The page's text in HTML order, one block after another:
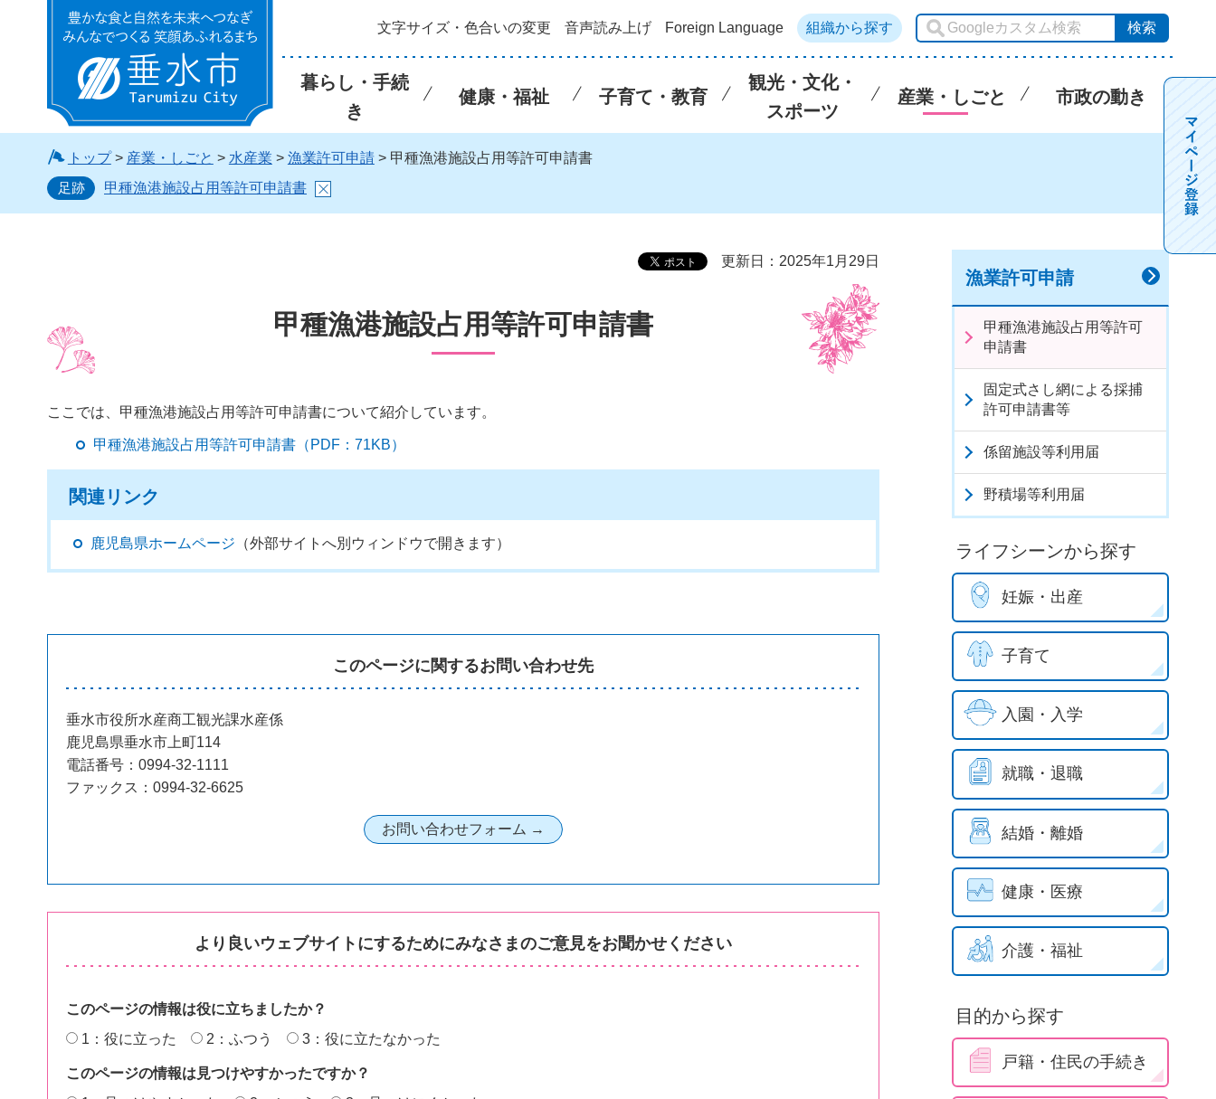
垂水市 文字サイズ・色合いの変更 音声読み上げ Foreign Language 組織から探す
暮らし・手続
き
健康・福祉 子育て・教育
観光・文化・
スポーツ
産業・しごと 市政の動き
トップ> 産業・しごと > 水産業 > 漁業許可申請> 甲種漁港施設占用等許可申請書
足跡
甲種漁港施設占用等許可申請書
更新日：2025年1月29日
甲種漁港施設占用等許可申請書
ここでは、甲種漁港施設占用等許可申請書について紹介しています。
甲種漁港施設占用等許可申請書（PDF：71KB）
関連リンク
鹿児島県ホームページ （外部サイトへ別ウィンドウで開きます）
このページに関するお問い合わせ先
垂水市役所水産商工観光課水産係
鹿児島県垂水市上町114
電話番号：0994-32-1111
ファックス：0994-32-6625
より良いウェブサイトにするためにみなさまのご意見をお聞かせください
このページの情報は役に立ちましたか？
1：役に立った
2：ふつう 3：役に立たなかった
このページの情報は見つけやすかったですか？
漁業許可申請
甲種漁港施設占用等許可
申請書
固定式さし網による採捕
許可申請書等
係留施設等利用届
野積場等利用届
ライフシーンから探す
妊娠・出産
子育て
入園・入学
就職・退職
結婚・離婚
健康・医療
介護・福祉
目的から探す
戸籍・住民の手続き